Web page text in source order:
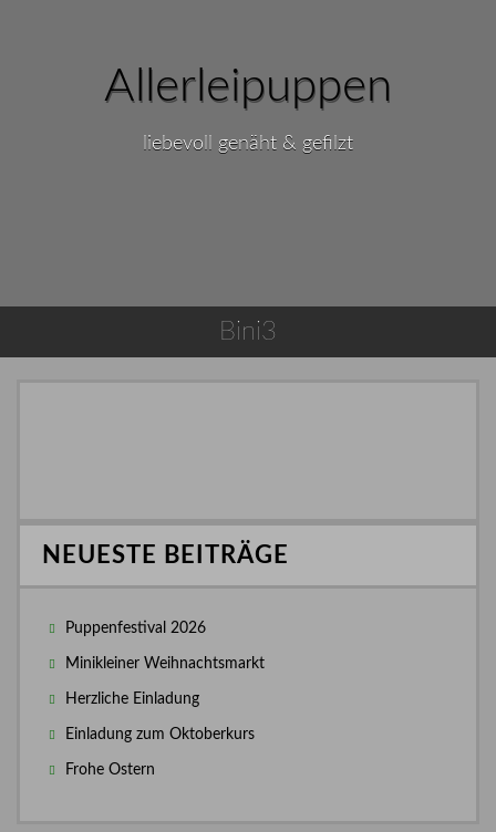
Allerleipuppen
liebevoll genäht & gefilzt
Bini3
NEUESTE BEITRÄGE
Puppenfestival 2026
Minikleiner Weihnachtsmarkt
Herzliche Einladung
Einladung zum Oktoberkurs
Frohe Ostern